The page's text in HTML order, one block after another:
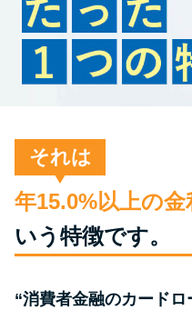
とにか
バレず
便利なコンテン
カード
それは
年15.0%以上の
いう特徴です。
“消費者金融のカード